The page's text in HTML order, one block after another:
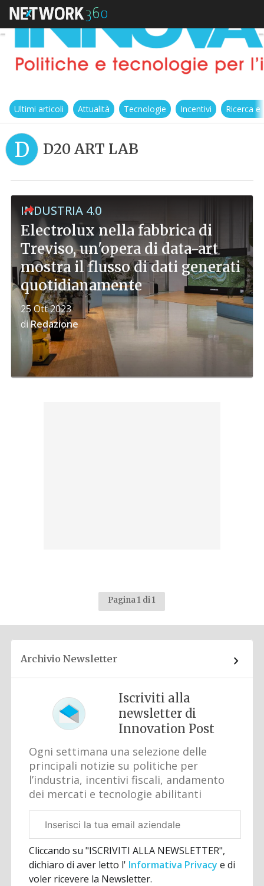
Ultimi articoli Attualità Tecnologie Incentivi Ricerca
D D20 ART LAB
INDUSTRIA 4.0
Electrolux nella fabbrica di
Treviso, un'opera di data-art
mostra il flusso di dati generati
quotidianamente
25 Ott 2023
diRedazione
Pagina 1 di 1
Archivio Newsletter
Iscriviti alla
newsletter di
Innovation Post
Ogni settimana una selezione delle
principali notizie su politiche per
l’industria, incentivi fiscali, andamento
dei mercati e tecnologie abilitanti
aziendale
Cliccando su "ISCRIVITI ALLA NEWSLETTER",
dichiaro di aver letto l' Informativa Privacye di
voler ricevere la Newsletter.